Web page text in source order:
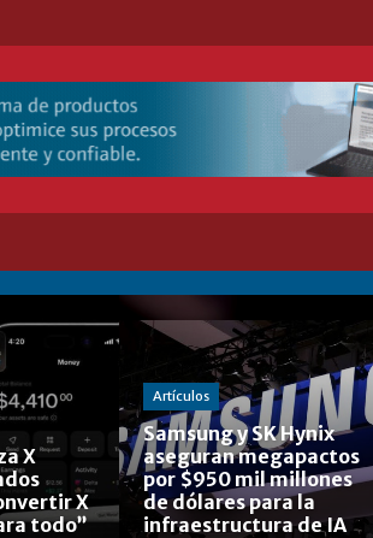
X
X
todo”
Artículos
Samsung y SK Hynix
aseguran megapactos
por $950 mil millones
de dólares para la
infraestructura de IA